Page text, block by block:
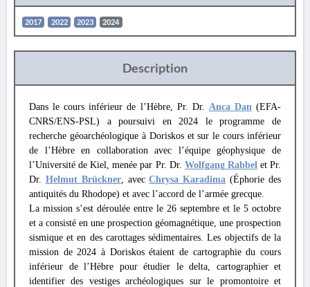
2017 2022 2023 2024
Description
Dans le cours inférieur de l’Hèbre, Pr. Dr. Anca Dan(EFA-
CNRS/ENS-PSL) a poursuivi en 2024 le programme de
recherche géoarchéologique à Doriskos et sur le cours inférieur
de l’Hèbre en collaboration avec l’équipe géophysique de
l’Université de Kiel, menée par Pr. Dr. Wolfgang Rabbelet Pr.
Dr. Helmut Brückner, avecChrysa Karadima (Éphorie des
antiquités du Rhodope) et avec l’accord de l’armée grecque.
La mission s’est déroulée entre le 26 septembre et le 5 octobre
et a consisté en une prospection géomagnétique, une prospection
sismique et en des carottages sédimentaires. Les objectifs de la
mission de 2024 à Doriskos étaient de cartographie du cours
inférieur de l’Hèbre pour étudier le delta, cartographier et
identifier des vestiges archéologiques sur le promontoire et